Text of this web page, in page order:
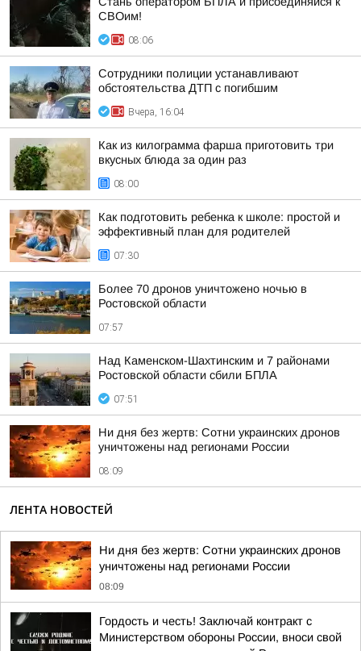
СВОим!
08:06
Сотрудники полиции устанавливают
обстоятельства ДТП с погибшим
Вчера, 16:04
Как из килограмма фарша приготовить три
вкусных блюда за один раз
08:00
Как подготовить ребенка к школе: простой и
эффективный план для родителей
07:30
Более 70 дронов уничтожено ночью в
Ростовской области
07:57
Над Каменском-Шахтинским и 7 районами
Ростовской области сбили БПЛА
07:51
Ни дня без жертв: Сотни украинских дронов
уничтожены над регионами России
08:09
ЛЕНТА НОВОСТЕЙ
Ни дня без жертв: Сотни украинских дронов
уничтожены над регионами России
08:09
Гордость и честь! Заключай контракт с
Министерством обороны России, вноси свой